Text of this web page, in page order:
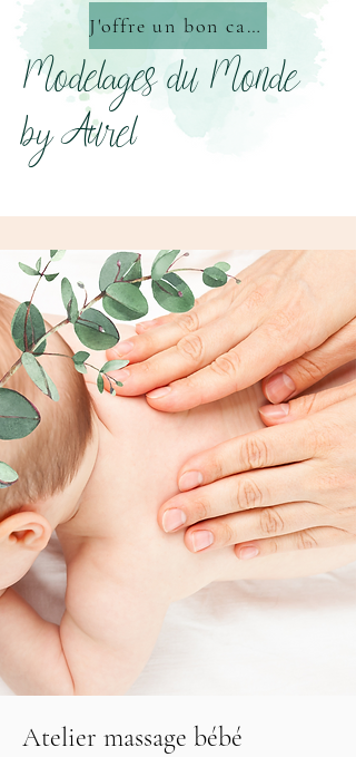
J'offre un bon cadeau
Modelages du Monde
by Aurel
Atelier massage bébé